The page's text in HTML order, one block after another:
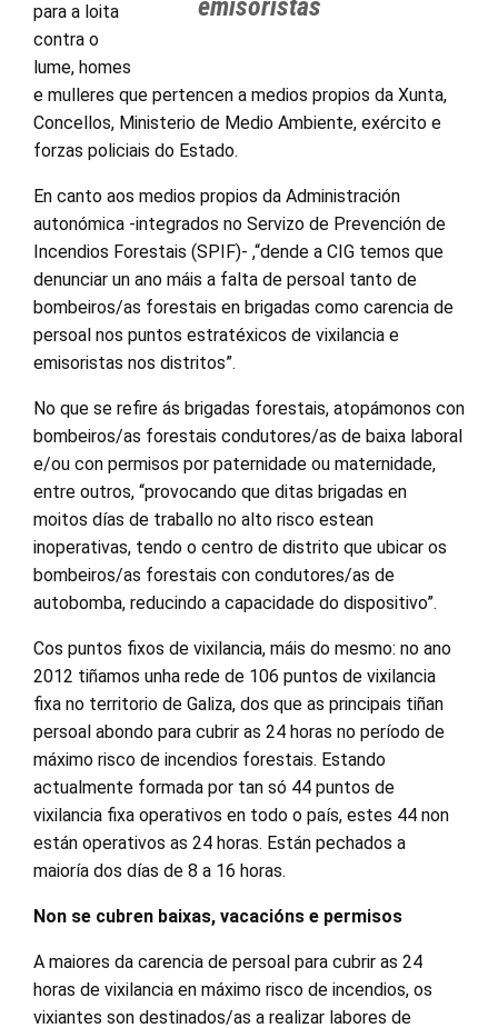
emisoristas
para a loita
contra o
lume, homes
e mulleres que pertencen a medios propios da Xunta,
Concellos, Ministerio de Medio Ambiente, exército e
forzas policiais do Estado.
En canto aos medios propios da Administración
autonómica -integrados no Servizo de Prevención de
Incendios Forestais (SPIF)- ,“dende a CIG temos que
denunciar un ano máis a falta de persoal tanto de
bombeiros/as forestais en brigadas como carencia de
persoal nos puntos estratéxicos de vixilancia e
emisoristas nos distritos”.
No que se refire ás brigadas forestais, atopámonos con
bombeiros/as forestais condutores/as de baixa laboral
e/ou con permisos por paternidade ou maternidade,
entre outros, “provocando que ditas brigadas en
moitos días de traballo no alto risco estean
inoperativas, tendo o centro de distrito que ubicar os
bombeiros/as forestais con condutores/as de
autobomba, reducindo a capacidade do dispositivo”.
Cos puntos fixos de vixilancia, máis do mesmo: no ano
2012 tiñamos unha rede de 106 puntos de vixilancia
fixa no territorio de Galiza, dos que as principais tiñan
persoal abondo para cubrir as 24 horas no período de
máximo risco de incendios forestais. Estando
actualmente formada por tan só 44 puntos de
vixilancia fixa operativos en todo o país, estes 44 non
están operativos as 24 horas. Están pechados a
maioría dos días de 8 a 16 horas.
Non se cubren baixas, vacacións e permisos
A maiores da carencia de persoal para cubrir as 24
horas de vixilancia en máximo risco de incendios, os
vixiantes son destinados/as a realizar labores de